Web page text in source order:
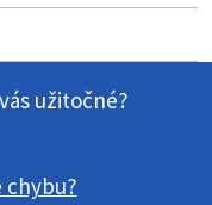
užitočné?
chybu?